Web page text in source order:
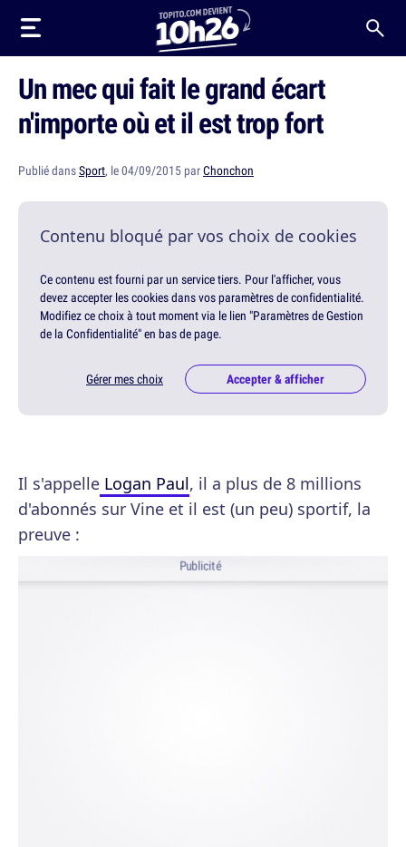
Un mec qui fait le grand écart
n'importe où et il est trop fort
Publié dansSport, le 04/09/2015 parChonchon
Contenu bloqué par vos choix de cookies
Ce contenu est fourni par un service tiers. Pour l'afficher, vous
devez accepter les cookies dans vos paramètres de confidentialité.
Modifiez ce choix à tout moment via le lien "Paramètres de Gestion
de la Confidentialité" en bas de page.
Gérer mes choix Accepter & afficher
Il s'appelle Logan Paul, il a plus de 8 millions
d'abonnés sur Vine et il est (un peu) sportif, la
preuve :
Publicité